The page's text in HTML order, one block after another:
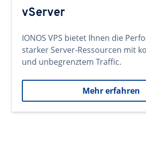
vServer
IONOS VPS bietet Ihnen die
starker Server-Ressourcen mit
und unbegrenztem Traffic.
Mehr erfahren